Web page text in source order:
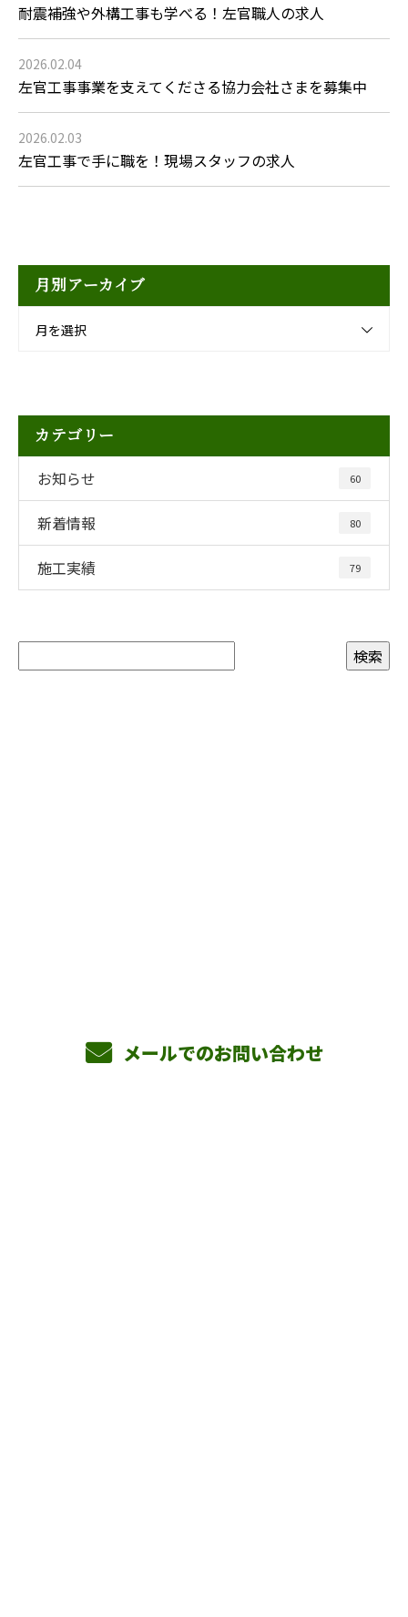
耐震補強や外構工事も学べる！左官職人の求人
2026.02.04
左官工事事業を支えてくださる協力会社さまを募集中
2026.02.03
左官工事で手に職を！現場スタッフの求人
月別アーカイブ
月を選択
カテゴリー
お知らせ 60
新着情報 80
施工実績 79
メールでのお問い合わせ